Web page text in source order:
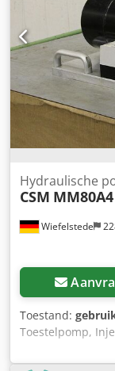
Wiefelstede
Hydraulische
CSM MM80A4
Toestand:
Toestelpomp,
Vormende
Plastic Injectie